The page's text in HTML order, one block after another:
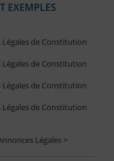
EXEMPLES
de Constitution
de Constitution
de Constitution
de Constitution
Légales >